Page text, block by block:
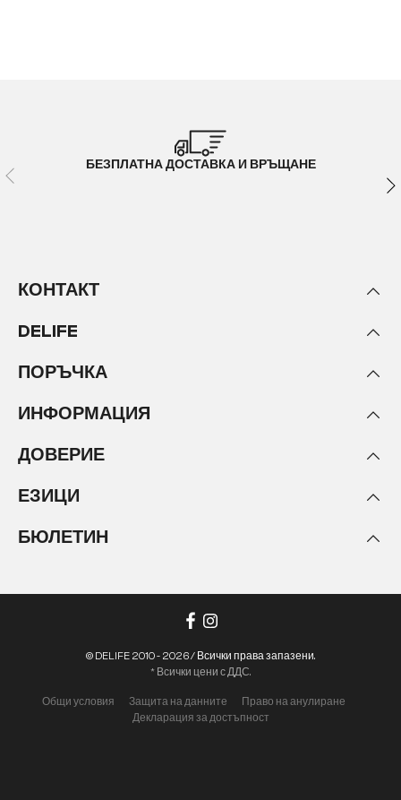
БЕЗПЛАТНА ДОСТАВКА И ВРЪЩАНЕ
КОНТАКТ
DELIFE
ПОРЪЧКА
ИНФОРМАЦИЯ
ДОВЕРИЕ
ЕЗИЦИ
БЮЛЕТИН
Общи условия Защита на данните
Право на анулиране
Декларация за достъпност
© DELIFE 2010 - 2026 / Всички права запазени.
* Всички цени с ДДС.